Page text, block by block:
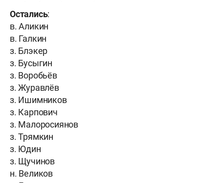
Остались:
в. Аликин
в. Галкин
з. Блэкер
з. Бусыгин
з. Воробьёв
з. Журавлёв
з. Ишимников
з. Карпович
з. Малоросиянов
з. Трямкин
з. Юдин
з. Щучинов
н. Великов